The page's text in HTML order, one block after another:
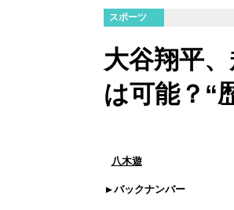
スポーツ
大谷翔平
は可能？“
八木遊
バックナンバー